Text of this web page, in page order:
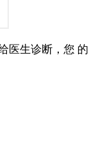
医生诊断，您 的